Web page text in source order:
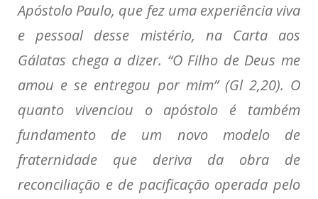
Apóstolo Paulo, que fez uma experiência viva
e pessoal desse mistério, na Carta aos
Gálatas chega a dizer. “O Filho de Deus me
amou e se entregou por mim” (Gl 2,20). O
quanto vivenciou o apóstolo é também
fundamento de um novo modelo de
fraternidade que deriva da obra de
reconciliação e de pacificação operada pelo